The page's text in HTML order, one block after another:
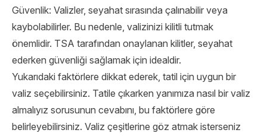
Güvenlik: Valizler, seyahat sırasında çalınabilir veya
kaybolabilirler. Bu nedenle, valizinizi kilitli tutmak
önemlidir. TSA tarafından onaylanan kilitler, seyahat
ederken güvenliği sağlamak için idealdir.
Yukarıdaki faktörlere dikkat ederek, tatil için uygun bir
valiz seçebilirsiniz. Tatile çıkarken yanımıza nasıl bir valiz
almalıyız sorusunun cevabını, bu faktörlere göre
belirleyebilirsiniz. Valiz çeşitlerine göz atmak isterseniz